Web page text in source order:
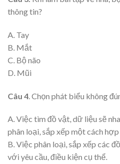
thông tin?
A. Tay
B. Mắt
C. Bộ não
D. Mũi
Câu 4 . Chọn phát biểu không
A. Việc tìm đồ vật, dữ liệu sẽ
phân loại, sắp xếp một cách
B. Việc phân loại, sắp xếp các
với yêu cầu, điều kiện cụ thể.